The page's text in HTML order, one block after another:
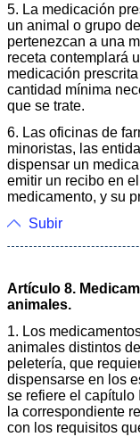
5. La medicación
un animal o grupo
pertenezcan a una
receta contemplará
medicación
cantidad mínima
que se trate.
6. Las oficinas de
minoristas, las
dispensar un
emitir un recibo en
medicamento, y su
Subir
Artículo 8.
animales.
1. Los
animales distintos
peletería, que
dispensarse en los
se refiere el capítulo
la correspondiente
con los requisitos